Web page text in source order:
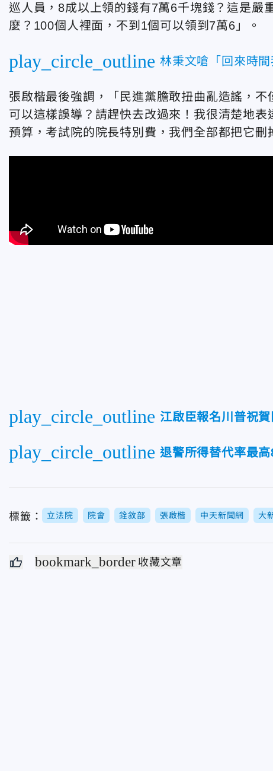
巡人員，8成以上領的錢有7萬6千塊錢？這是嚴
麼？100個人裡面，不到1個可以領到7萬6」。
play_circle_outline 林秉文嗆「回來時
張啟楷最後強調，「民進黨膽敢扭曲亂造謠，
可以這樣誤導？請趕快去改過來！我很清楚地
預算，考試院的院長特別費，我們全部都把它刪
play_circle_outline 江啟臣報名川普祝
play_circle_outline 退警所得替代率最
標籤： 立法院 院會 銓敘部 張啟楷 中天新聞網 大
bookmark_border 收藏文章